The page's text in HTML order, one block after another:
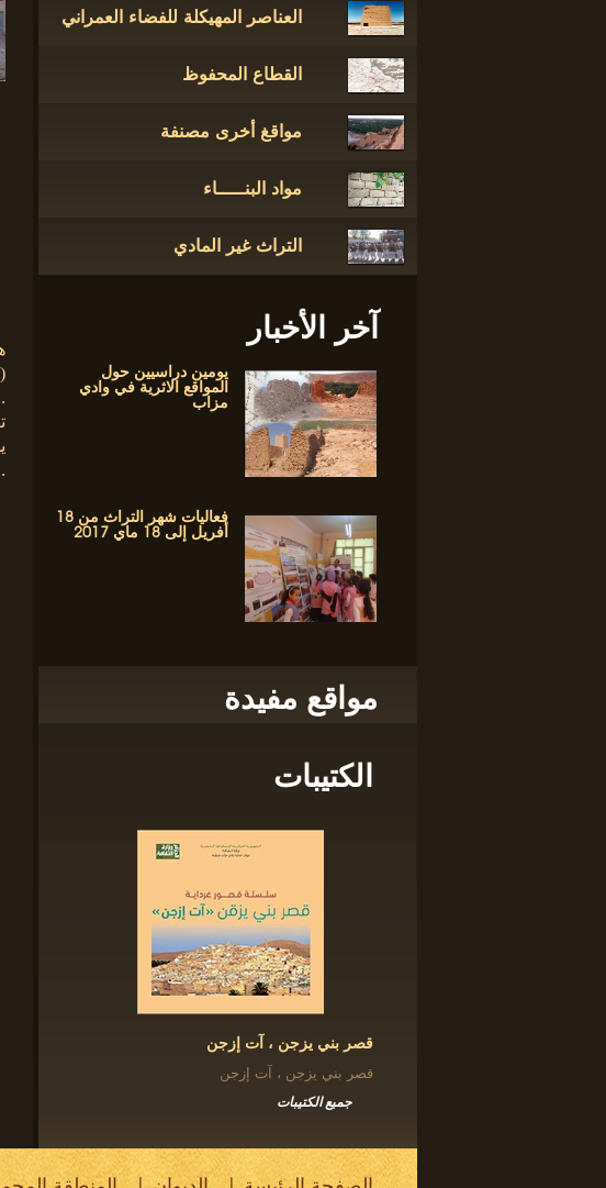
العناصر المهيكلة للفضاء العمراني
القطاع المحفوظ
مواقغ أخرى مصنفة
مواد البنـــــاء
التراث غير المادي
آخر الأخبار
يومين دراسيين حول
المواقع الاثرية في وادي
مزاب
فعاليات شهر التراث من 18
أفريل إلى 18 ماي 2017
مواقع مفيدة
الكتيبات
قصر بني يزجن ، آت إزجن
قصر بني يزجن ، آت إزجن
جميع الكتيبات
مبنية، وبها بئر في زاويتها الحادة.
العزابة (شيوخ المسجد).